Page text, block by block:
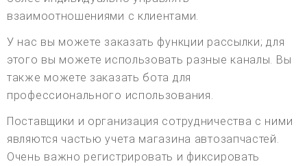
взаимоотношениями с клиентами.
У нас вы можете заказать функции рассылки; для
этого вы можете использовать разные каналы. Вы
также можете заказать бота для
профессионального использования.
Поставщики и организация сотрудничества с ними
являются частью учета магазина автозапчастей.
Очень важно регистрировать и фиксировать